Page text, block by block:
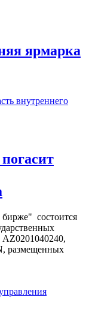
ярмарка
состоится
размещенных